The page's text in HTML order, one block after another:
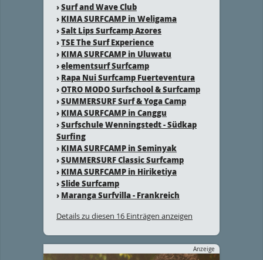
›Surf and Wave Club
› KIMA SURFCAMP in Weligama
›Salt Lips Surfcamp Azores
›TSE The Surf Experience
› KIMA SURFCAMP in Uluwatu
›elementsurf Surfcamp
› Rapa Nui Surfcamp Fuerteventura
›OTRO MODO Surfschool & Surfcamp
›SUMMERSURF Surf & Yoga Camp
› KIMA SURFCAMP in Canggu
›Surfschule Wenningstedt - Südkap
Surfing
› KIMA SURFCAMP in Seminyak
›SUMMERSURF Classic Surfcamp
› KIMA SURFCAMP in Hiriketiya
›Slide Surfcamp
› Maranga Surfvilla - Frankreich
Details zu diesen 16 Einträgen anzeigen
Anzeige